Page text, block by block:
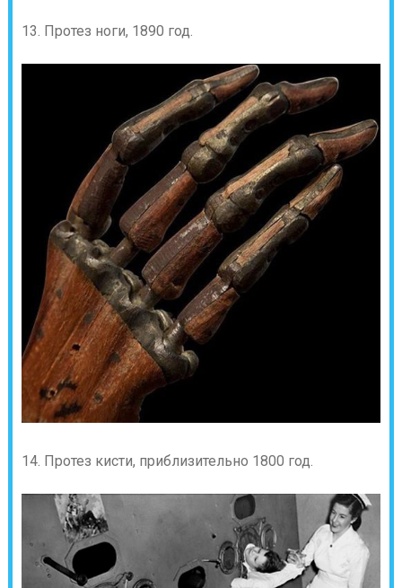
13. Протез ноги, 1890 год.
14. Протез кисти, приблизительно 1800 год.